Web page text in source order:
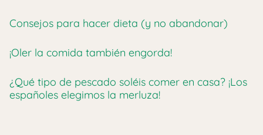
Consejos para hacer dieta (y no abandonar)
¡Oler la comida también engorda!
¿Qué tipo de pescado soléis comer en casa? ¡Los
españoles elegimos la merluza!